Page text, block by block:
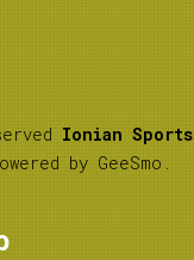
Ionian Sports
by GeeSmo .